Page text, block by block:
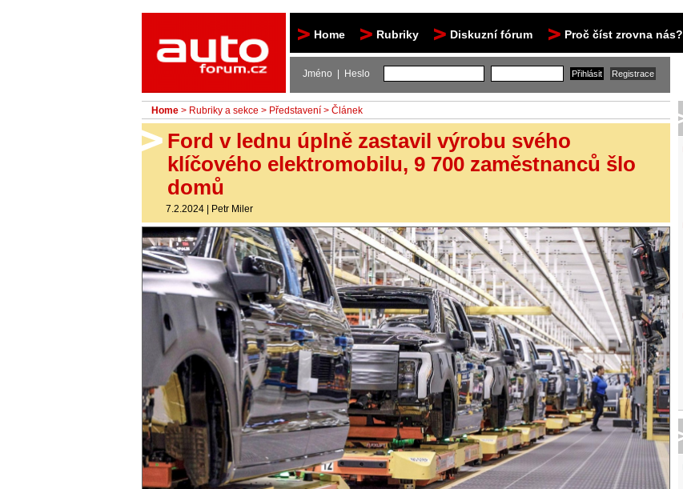
Home Rubriky Diskuzní fórum Proč číst zrovna nás?
Jméno | Heslo
Home > Rubriky a sekce > Představení > Článek
Ford v lednu úplně zastavil výrobu svého
klíčového elektromobilu, 9 700 zaměstnanců šlo
domů
7.2.2024 | Petr Miler